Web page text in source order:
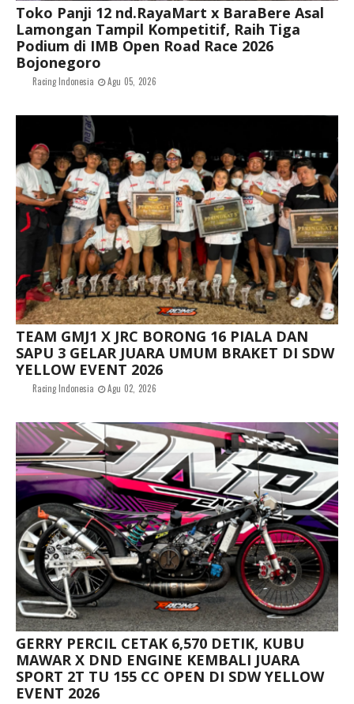
Toko Panji 12 nd.RayaMart x BaraBere Asal
Lamongan Tampil Kompetitif, Raih Tiga
Podium di IMB Open Road Race 2026
Bojonegoro
Racing Indonesia Agu 05, 2026
TEAM GMJ1 X JRC BORONG 16 PIALA DAN
SAPU 3 GELAR JUARA UMUM BRAKET DI SDW
YELLOW EVENT 2026
Racing Indonesia Agu 02, 2026
GERRY PERCIL CETAK 6,570 DETIK, KUBU
MAWAR X DND ENGINE KEMBALI JUARA
SPORT 2T TU 155 CC OPEN DI SDW YELLOW
EVENT 2026